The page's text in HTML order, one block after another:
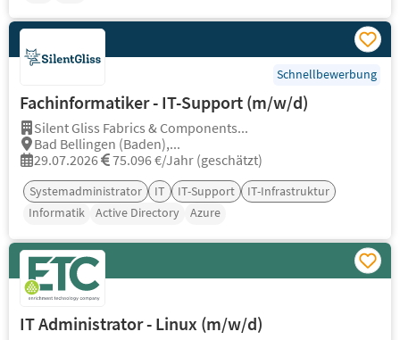
Schnellbewerbung
Fachinformatiker - IT-Support (m/w/d)
Silent Gliss Fabrics & Components...
Bad Bellingen (Baden),...
29.07.2026
75.096 €/Jahr (geschätzt)
Systemadministrator IT IT-Support
IT-Infrastruktur
Informatik
Active Directory Azure
IT Administrator - Linux (m/w/d)